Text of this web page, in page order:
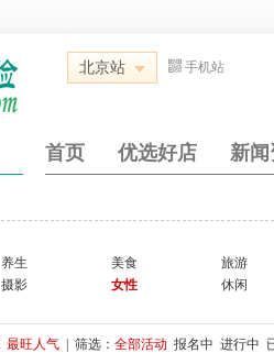
北京站 手机站
首页 优选好店 新闻
养生 美食
旅游
摄影 女性
休闲
最旺人气 | 筛选： 全部活动 报名中 进行中